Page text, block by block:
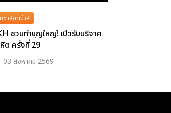
ซ่าส์ขาเม้าส์
ชวนทำบุญใหญ่! เปิดรับบริจาค
ต ครั้งที่ 29
03 สิงหาคม 2569